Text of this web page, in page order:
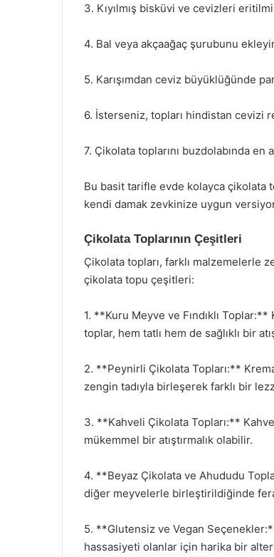
3. Kıyılmış bisküvi ve cevizleri
4. Bal veya akçaağaç şurubunu
5. Karışımdan ceviz büyüklüğünde
6. İsterseniz, topları hindistan cevizi
7. Çikolata toplarını buzdolabında en
Bu basit tarifle evde kolayca çikolata
kendi damak zevkinize uygun
Çikolata Toplarının Çeşitleri
Çikolata topları, farklı malzemelerle
çikolata topu çeşitleri:
1. **Kuru Meyve ve Fındıklı
toplar, hem tatlı hem de sağlıklı bir
2. **Peynirli Çikolata Topları:**
zengin tadıyla birleşerek farklı bir
3. **Kahveli Çikolata Topları:**
mükemmel bir atıştırmalık olabilir.
4. **Beyaz Çikolata ve Ahududu
diğer meyvelerle birleştirildiğinde
5. **Glutensiz ve Vegan
hassasiyeti olanlar için harika bir